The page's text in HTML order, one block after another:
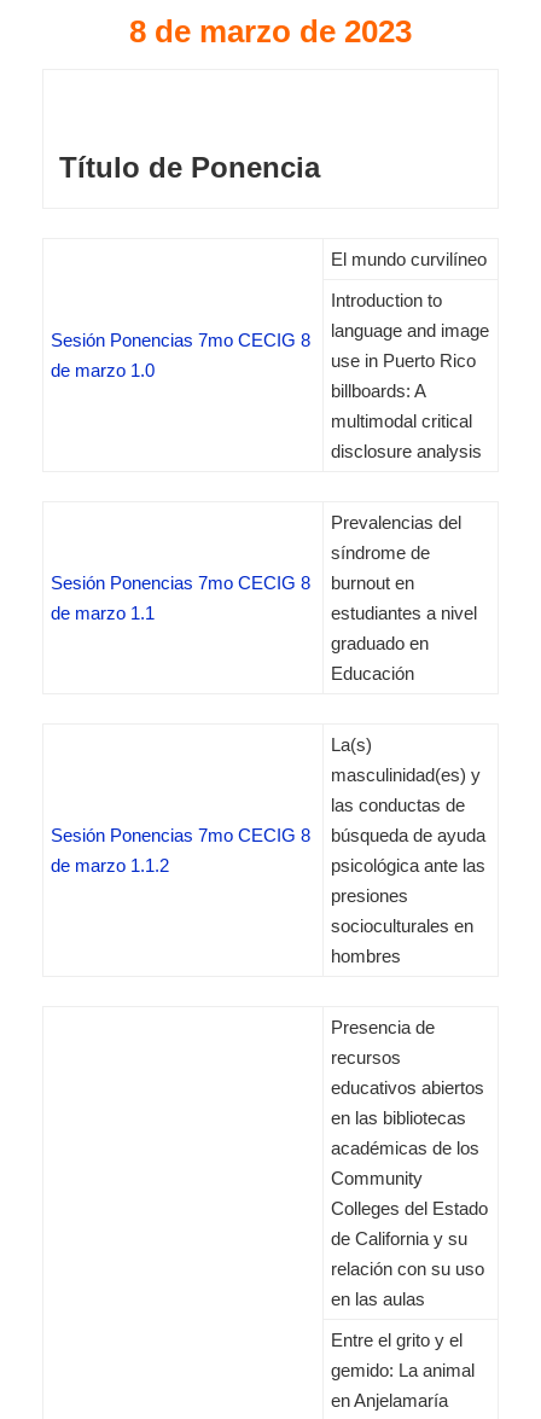
8 de marzo de 2023
Título de Ponencia
Sesión Ponencias 7mo CECIG 8
de marzo 1.0
El mundo curvilíneo
Introduction to
language and image
use in Puerto Rico
billboards: A
multimodal critical
disclosure analysis
Sesión Ponencias 7mo CECIG 8
de marzo 1.1
Prevalencias del
síndrome de
burnout en
estudiantes a nivel
graduado en
Educación
Sesión Ponencias 7mo CECIG 8
de marzo 1.1.2
La(s)
masculinidad(es) y
las conductas de
búsqueda de ayuda
psicológica ante las
presiones
socioculturales en
hombres
Presencia de
recursos
educativos abiertos
en las bibliotecas
académicas de los
Community
Colleges del Estado
de California y su
relación con su uso
en las aulas
Entre el grito y el
gemido: La animal
en Anjelamaría